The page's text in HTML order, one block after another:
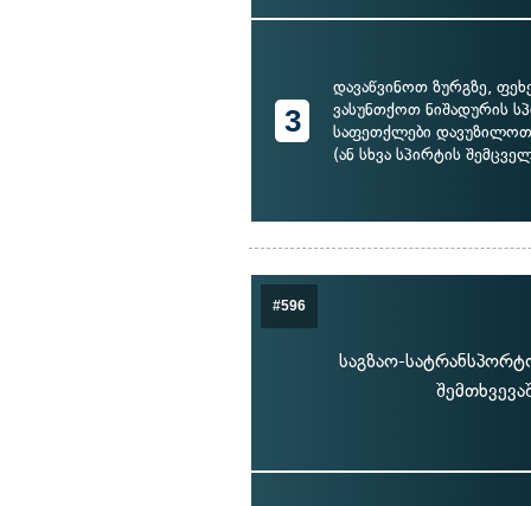
3
დავაწვინოთ ზურგზე,
ვასუნთქოთ ნიშადურის
საფეთქლები
(ან სხვა სპირტის
#596
საგზაო-